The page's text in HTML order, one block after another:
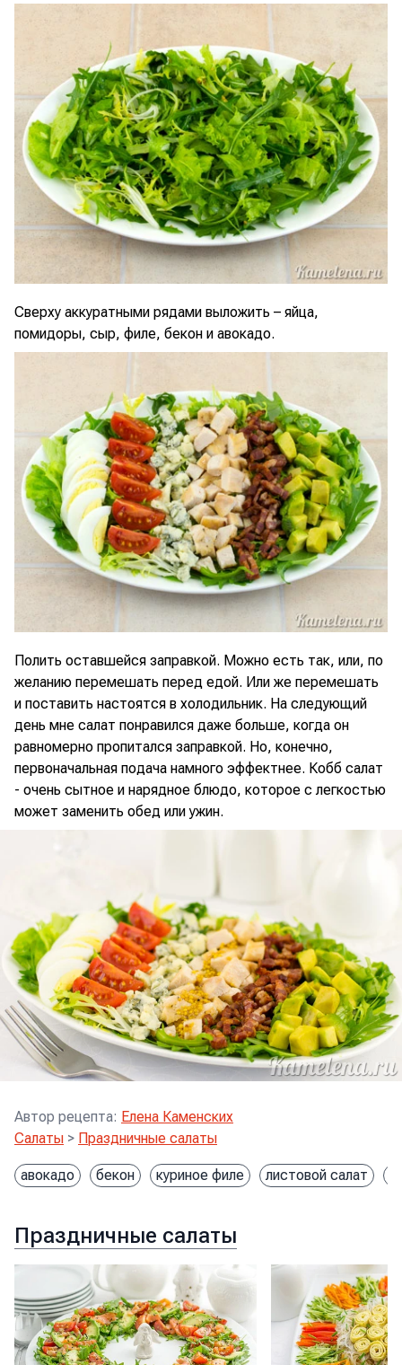
Сверху аккуратными рядами выложить – яйца,
помидоры, сыр, филе, бекон и авокадо.
Полить оставшейся заправкой. Можно есть так, или, по
желанию перемешать перед едой. Или же перемешать
и поставить настоятся в холодильник. На следующий
день мне салат понравился даже больше, когда он
равномерно пропитался заправкой. Но, конечно,
первоначальная подача намного эффектнее. Кобб салат
- очень сытное и нарядное блюдо, которое с легкостью
может заменить обед или ужин.
Автор рецепта: Елена Каменских
Салаты > Праздничные салаты
авокадо бекон куриное филе листовой салат
Праздничные салаты